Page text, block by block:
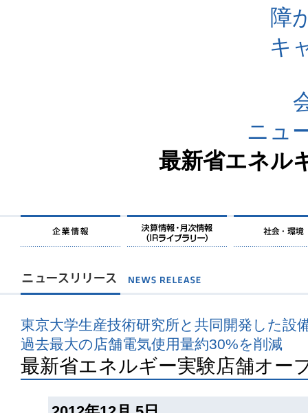
障
キ
ニュ
最新省エネル
東京大学生産技術研究所と共同開発した設
過去最大の店舗電気使用量約30%を削減
最新省エネルギー実験店舗オー